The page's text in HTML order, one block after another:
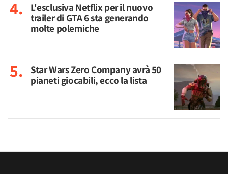
L'esclusiva Netflix per il nuovo
trailer di GTA 6 sta generando
molte polemiche
Star Wars Zero Company avrà 50
pianeti giocabili, ecco la lista